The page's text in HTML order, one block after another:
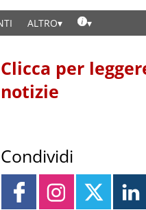
ALTRO
Clicca per
notizie
Condividi